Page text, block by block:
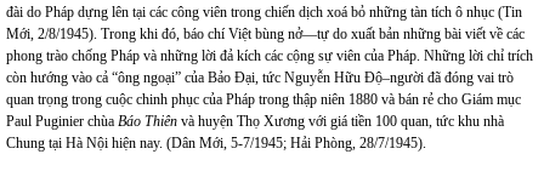
đài do Pháp dựng lên tại các công viên trong chiến dịch xoá bỏ những tàn tích ô nhục (Tin
Mới, 2/8/1945). Trong khi đó, báo chí Việt bùng nở—tự do xuất bản những bài viết về các
phong trào chống Pháp và những lời đả kích các cộng sự viên của Pháp. Những lời chỉ trích
còn hướng vào cả “ông ngoại” của Bảo Đại, tức Nguyễn Hữu Độ–người đã đóng vai trò
quan trọng trong cuộc chinh phục của Pháp trong thập niên 1880 và bán rẻ cho Giám mục
Paul Puginier chùa Báo Thiên và huyện Thọ Xương với giá tiền 100 quan, tức khu nhà
Chung tại Hà Nội hiện nay. (Dân Mới, 5-7/1945; Hải Phòng, 28/7/1945).